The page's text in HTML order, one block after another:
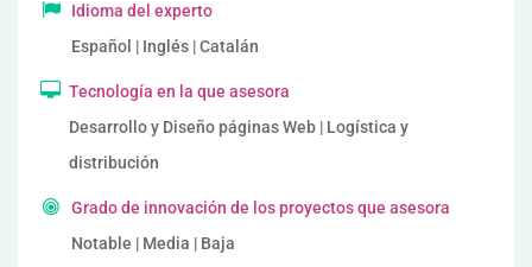
Idioma del experto
Español | Inglés | Catalán
Tecnología en la que asesora
Desarrollo y Diseño páginas Web | Logística y
distribución
Grado de innovación de los proyectos que asesora
Notable | Media | Baja